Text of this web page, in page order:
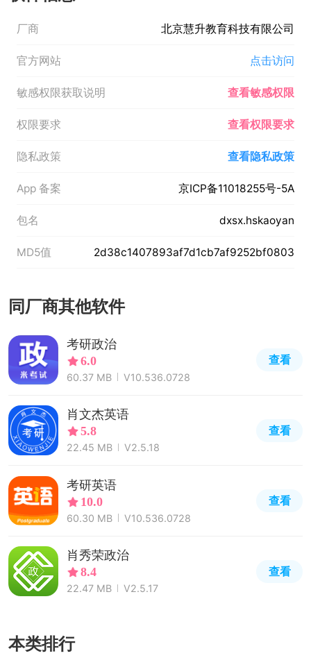
厂商 北京慧升教育科技有限公司
官方网站 点击访问
敏感权限获取说明 查看敏感权限
权限要求 查看权限要求
隐私政策 查看隐私政策
App 备案 京ICP备11018255号-5A
包名 dxsx.hskaoyan
MD5值 2d38c1407893af7d1cb7af9252bf0803
同厂商其他软件
考研政治
6.0
60.37 MB V10.536.0728
查看
肖文杰英语
5.8
22.45 MB V2.5.18
查看
考研英语
10.0
60.30 MB V10.536.0728
查看
肖秀荣政治
8.4
22.47 MB V2.5.17
查看
本类排行